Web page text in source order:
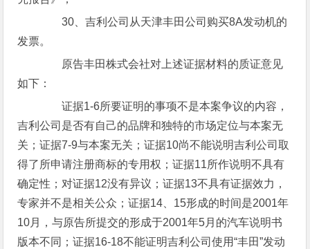
30、吉利公司从天津丰田公司购买8A发动机的
发票。
原告丰田株式会社对上述证据材料的质证意见
如下：
证据1-6所要证明的事项不是本案争议的内容，
吉利公司是否有自己的品牌和独特的市场定位与本案无
关；证据7-9与本案无关；证据10尚不能说明吉利公司取
得了所申请注册商标的专用权；证据11所作说明不具有
确定性；对证据12没有异议；证据13不具有证据效力，
专家并不是相关公众；证据14、15形成的时间是2001年
10月，与原告所提交的形成于2001年5月的汽车说明书
版本不同；证据16-18不能证明吉利公司使用“丰田”发动